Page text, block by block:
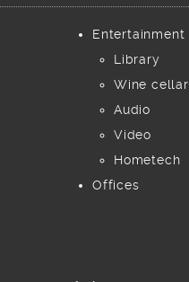
Entertainment
Library
Wine cellar
Audio
Video
Hometech
Offices